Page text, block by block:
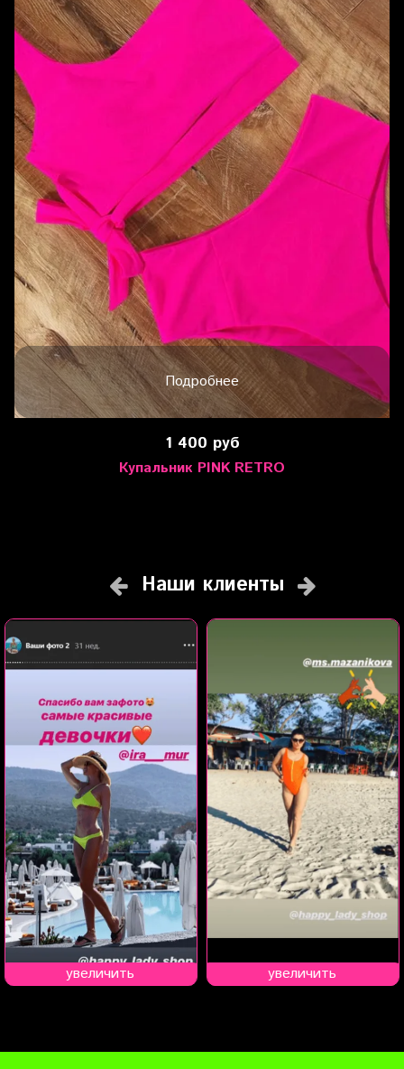
Подробнее
1 400 руб
Купальник PINK RETRO
Наши клиенты
увеличить увеличить